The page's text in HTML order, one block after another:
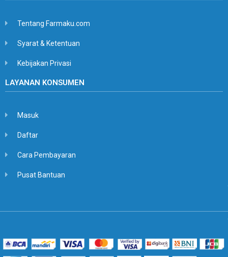
Tentang Farmaku.com
Syarat & Ketentuan
Kebijakan Privasi
LAYANAN KONSUMEN
Masuk
Daftar
Cara Pembayaran
Pusat Bantuan